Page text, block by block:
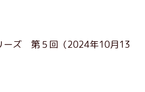
ーズ 第５回 （2024年10月13